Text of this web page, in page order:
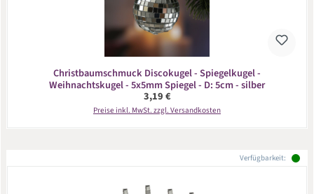
Christbaumschmuck Discokugel - Spiegelkugel -
Weihnachtskugel - 5x5mm Spiegel - D: 5cm - silber
Regulärer Preis:
3,19 €
Preise inkl. MwSt. zzgl. Versandkosten
Verfügbarkeit: